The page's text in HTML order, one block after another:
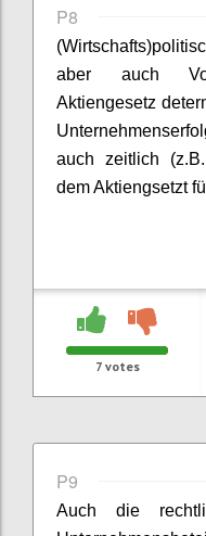
P8
(Wirtschafts)p
aber auch
Aktiengesetz
auch zeitlich
dem Aktiengsetzt
7votes
P9
Auch die